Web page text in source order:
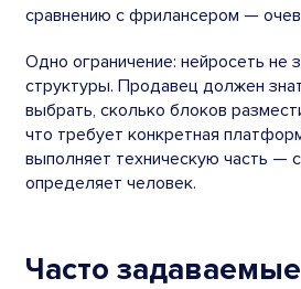
сравнению с фрилансером —
Одно ограничение: нейросеть не
структуры. Продавец должен
выбрать, сколько блоков
что требует конкретная
выполняет техническую часть —
определяет человек.
Часто